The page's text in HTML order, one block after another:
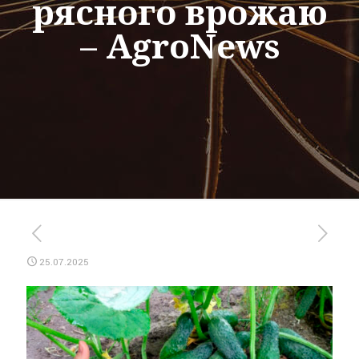
рясного врожаю
– AgroNews
25.07.2025